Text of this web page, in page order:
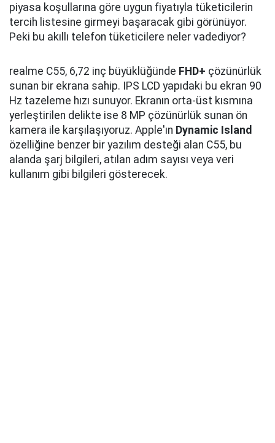
piyasa koşullarına göre uygun fiyatıyla tüketicilerin
tercih listesine girmeyi başaracak gibi görünüyor.
Peki bu akıllı telefon tüketicilere neler vadediyor?
realme C55, 6,72 inç büyüklüğünde FHD+ çözünürlük
sunan bir ekrana sahip. IPS LCD yapıdaki bu ekran 90
Hz tazeleme hızı sunuyor. Ekranın orta-üst kısmına
yerleştirilen delikte ise 8 MP çözünürlük sunan ön
kamera ile karşılaşıyoruz. Apple'ın Dynamic Island
özelliğine benzer bir yazılım desteği alan C55, bu
alanda şarj bilgileri, atılan adım sayısı veya veri
kullanım gibi bilgileri gösterecek.